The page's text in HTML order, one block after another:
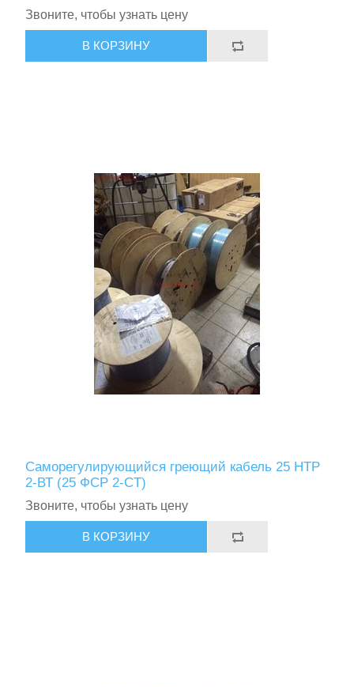
Звоните, чтобы узнать цену
Саморегулирующийся греющий кабель 25 НТР
2-ВТ (25 ФСР 2-СT)
Звоните, чтобы узнать цену